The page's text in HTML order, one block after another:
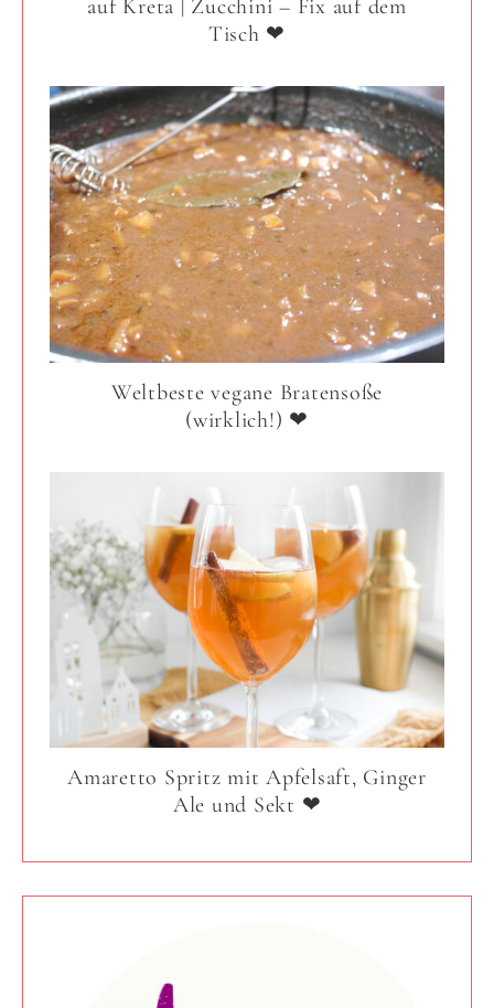
auf Kreta | Zucchini – Fix auf dem
Tisch ❤
Weltbeste vegane Bratensoße
(wirklich!) ❤
Amaretto Spritz mit Apfelsaft, Ginger
Ale und Sekt ❤